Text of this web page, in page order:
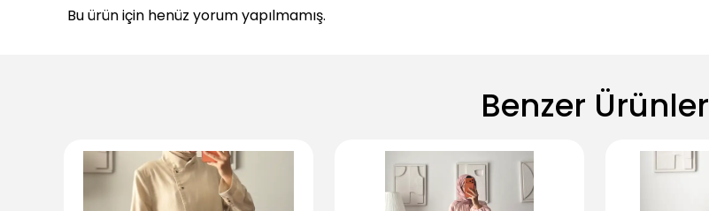
Bu ürün için henüz yorum yapılmamış.
Benzer Ürünler